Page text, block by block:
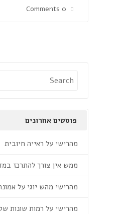
0 Comments
פוסטים אחרונים
מהרישי על ראייה חיובית
ממש אין צורך להתרכז
מהרישי מהש יוגי על
מהרישי על רמות שונות